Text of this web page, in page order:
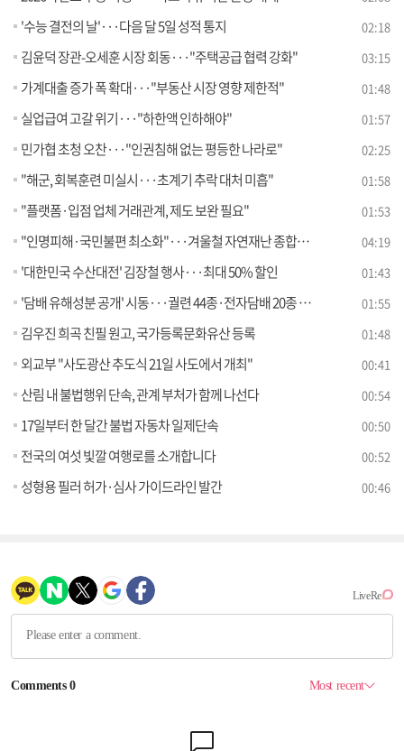
'수능 결전의 날'···다음 달 5일 성적 통지 02:18
김윤덕 장관-오세훈 시장 회동···"주택공급 협력 강화" 03:15
가계대출 증가 폭 확대···"부동산 시장 영향 제한적" 01:48
실업급여 고갈 위기···"하한액 인하해야" 01:57
민가협 초청 오찬···"인권침해 없는 평등한 나라로" 02:25
"해군, 회복훈련 미실시···초계기 추락 대처 미흡" 01:58
"플랫폼·입점 업체 거래관계, 제도 보완 필요" 01:53
"인명피해·국민불편 최소화"···겨울철 자연재난 종합대책 04:19
'대한민국 수산대전' 김장철 행사···최대 50% 할인 01:43
'담배 유해성분 공개' 시동···궐련 44종·전자담배 20종 검사 01:55
김우진 희곡 친필 원고, 국가등록문화유산 등록 01:48
외교부 "사도광산 추도식 21일 사도에서 개최" 00:41
산림 내 불법행위 단속, 관계 부처가 함께 나선다 00:54
17일부터 한 달간 불법 자동차 일제단속 00:50
전국의 여섯 빛깔 여행로를 소개합니다 00:52
성형용 필러 허가·심사 가이드라인 발간 00:46